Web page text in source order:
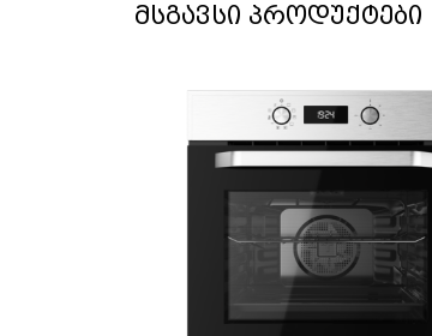
მსგავსი პროდუქტები